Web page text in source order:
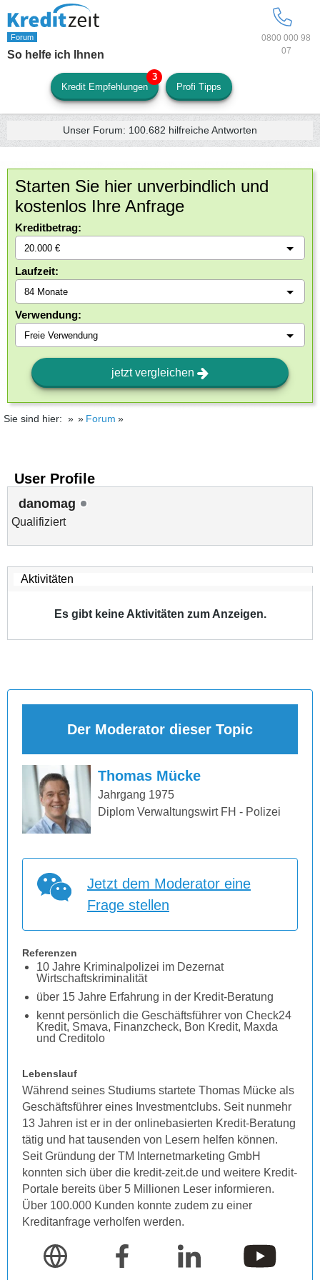
0800 000 98
07
So helfe ich Ihnen
Kredit Empfehlungen Profi Tipps
Unser Forum: 100.682 hilfreiche Antworten
Starten Sie hier unverbindlich und
kostenlos Ihre Anfrage
Kreditbetrag:
Laufzeit:
Verwendung:
jetzt vergleichen
Sie sind hier: Forum
User Profile
danomag
Qualifiziert
Es gibt keine Aktivitäten zum Anzeigen.
Der Moderator dieser Topic
Thomas Mücke
Jahrgang 1975
Diplom Verwaltungswirt FH - Polizei
Jetzt dem Moderator eine
Frage stellen
Referenzen
10 Jahre Kriminalpolizei im Dezernat
Wirtschaftskriminalität
über 15 Jahre Erfahrung in der Kredit-Beratung
kennt persönlich die Geschäftsführer von Check24
Kredit, Smava, Finanzcheck, Bon Kredit, Maxda
und Creditolo
Lebenslauf
Während seines Studiums startete Thomas Mücke als
Geschäftsführer eines Investmentclubs. Seit nunmehr
13 Jahren ist er in der onlinebasierten Kredit-Beratung
tätig und hat tausenden von Lesern helfen können.
Seit Gründung der TM Internetmarketing GmbH
konnten sich über die kredit-zeit.de und weitere Kredit-
Portale bereits über 5 Millionen Leser informieren.
Über 100.000 Kunden konnte zudem zu einer
Kreditanfrage verholfen werden.